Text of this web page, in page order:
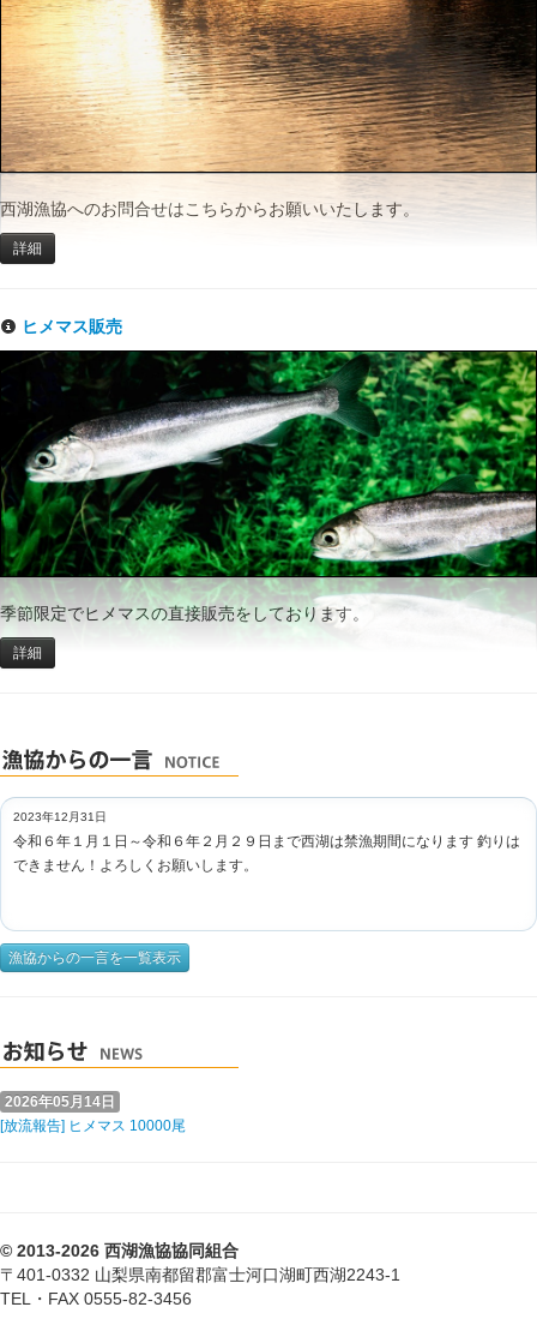
西湖漁協へのお問合せはこちらからお願いいたします。
詳細
ヒメマス販売
季節限定でヒメマスの直接販売をしております。
詳細
2023年12月31日
令和６年１月１日～令和６年２月２９日まで西湖は禁漁期間になります 釣りは
できません！よろしくお願いします。
漁協からの一言を一覧表示
2026年05月14日
[放流報告] ヒメマス 10000尾
© 2013-2026 西湖漁協協同組合
〒401-0332 山梨県南都留郡富士河口湖町西湖2243-1
TEL・FAX 0555-82-3456